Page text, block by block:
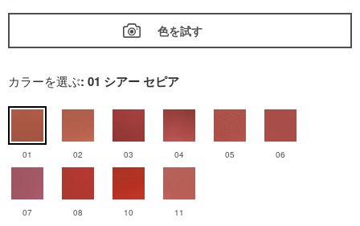
色を試す
カラーを選ぶ: 01 シアー セピア
01 02 03 04 05 06
07 08 10 11